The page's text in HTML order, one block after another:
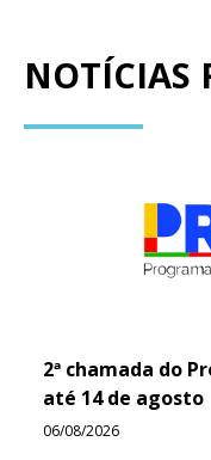
NOTÍCIAS
2ª chamada do
até 14 de agosto
06/08/2026